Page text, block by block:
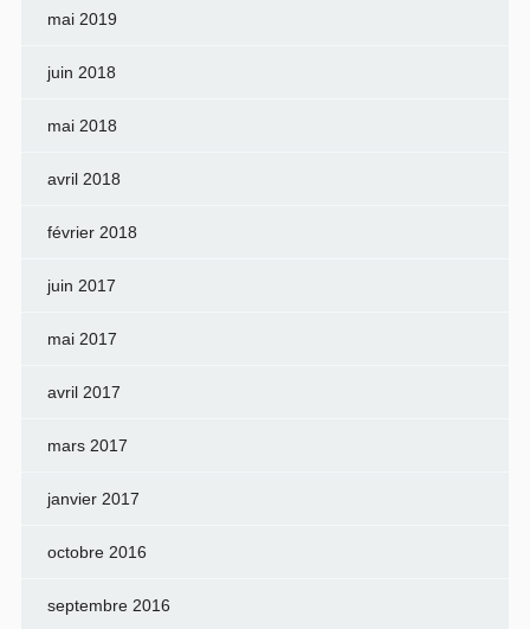
mai 2019
juin 2018
mai 2018
avril 2018
février 2018
juin 2017
mai 2017
avril 2017
mars 2017
janvier 2017
octobre 2016
septembre 2016